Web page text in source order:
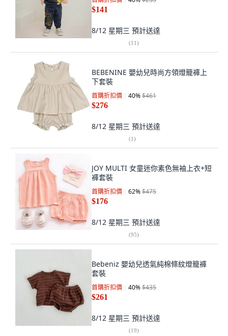
$141
8/12 星期三 預計送達
(11)
BEBENINE 嬰幼兒時尚方領燈籠褲上
下套裝
首購折扣價 40%$461
$276
8/12 星期三 預計送達
(1)
JOY MULTI 女童迷你素色無袖上衣+短
褲套裝
首購折扣價 62%$475
$176
8/12 星期三 預計送達
(95)
Bebeniz 嬰幼兒透氣純棉條紋燈籠褲
套裝
首購折扣價 40%$435
$261
8/12 星期三 預計送達
(19)